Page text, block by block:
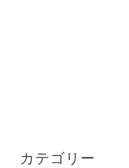
カテゴリー